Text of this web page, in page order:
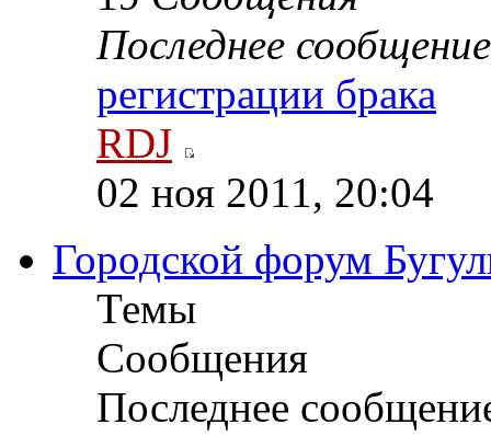
Последнее сообщение
регистрации брака
RDJ
02 ноя 2011, 20:04
Городской форум
Темы
Сообщения
Последнее